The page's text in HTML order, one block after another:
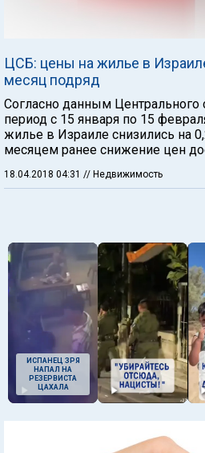
ЦСБ: цены на жилье в
месяц подряд
Согласно данным Центрального
период с 15 января по 15
жилье в Израиле снизились на
месяцем ранее снижение цен
18.04.2018 04:31 // Недвижимость
ИСПАНЕЦ ЗРЯ
НАПАЛ НА
РЕЗЕРВИСТА
ЦАХАЛА